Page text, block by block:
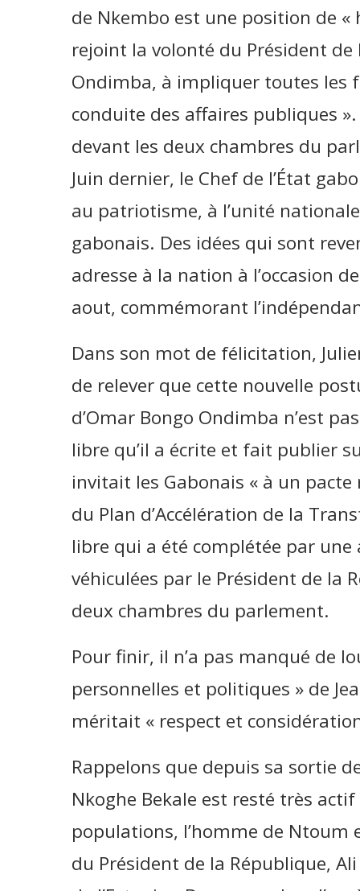
de Nkembo est une position de «
rejoint la volonté du Président de
Ondimba, à impliquer toutes les
conduite des affaires publiques
devant les deux chambres du
Juin dernier, le Chef de l’État
au patriotisme, à l’unité
gabonais. Des idées qui sont
adresse à la nation à l’occasion
aout, commémorant
Dans son mot de félicitation,
de relever que cette nouvelle
d’Omar Bongo Ondimba n’est
libre qu’il a écrite et fait publier
invitait les Gabonais « à un
du Plan d’Accélération de la
libre qui a été complétée par
véhiculées par le Président de la
deux chambres du parlement.
Pour finir, il n’a pas manqué de
personnelles et politiques » de
méritait « respect et
Rappelons que depuis sa sortie
Nkoghe Bekale est resté très
populations, l’homme de Ntoum
du Président de la République,